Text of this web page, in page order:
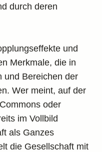
durch deren
und
Merkmale, die in
und Bereichen der
Wer meint, auf der
oder
im Vollbild
als Ganzes
die Gesellschaft mit